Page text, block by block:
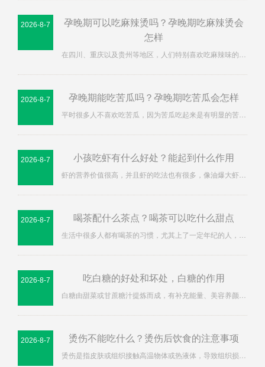
2026-8-7
孕晚期可以吃麻辣烫吗？孕晚期吃麻辣烫会
怎样
在四川、重庆以及贵州等地区，人们特别喜欢吃麻辣味的…
2026-8-7 孕晚期能吃苦瓜吗？孕晚期吃苦瓜会怎样
平时很多人不喜欢吃苦瓜，因为苦瓜吃起来是有明显的苦…
2026-8-7 小孩吃虾有什么好处？能起到什么作用
虾的营养价值很高，并且虾的吃法也有很多，像油爆大虾…
2026-8-7 喝茶配什么茶点？喝茶可以吃什么甜点
生活中很多人都有喝茶的习惯，尤其上了一定年纪的人，…
2026-8-7 吃白糖的好处和坏处，白糖的作用
白糖由甜菜或甘蔗糖汁提炼而成，有补充能量、美容养颜…
2026-8-7 烫伤不能吃什么？烫伤后饮食的注意事项
烫伤是指皮肤或组织接触高温物体或热液体，导致组织损…